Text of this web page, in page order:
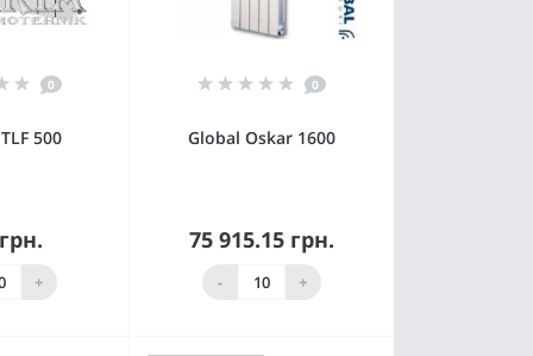
0
500
+
з
0
Global Oskar 1600
75 915.15 грн.
- +
Купити